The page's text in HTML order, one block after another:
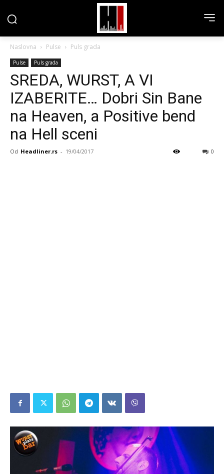
Naslovna Pulse Puls grada
Pulse Puls grada
SREDA, WURST, A VI
IZABERITE… Dobri Sin Bane
na Heaven, a Positive bend
na Hell sceni
Od Headliner.rs - 19/04/2017 0